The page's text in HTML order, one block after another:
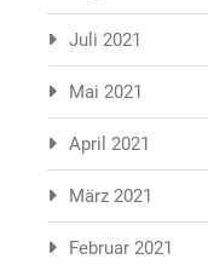
Juli 2021
Mai 2021
April 2021
März 2021
Februar 2021